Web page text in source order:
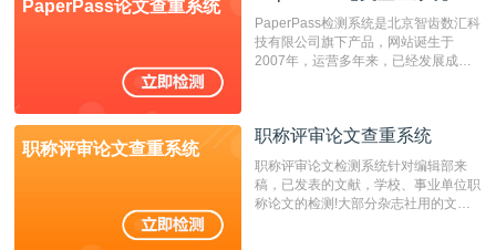
非。其次，相对于知网而言，万方检测
费用少，上手容易，是学生初次论文查
重的推荐系统。
PaperPass论文查重系统
PaperPass检测系统是北京智齿数汇科
技有限公司旗下产品，网站诞生于
2007年，运营多年来，已经发展成为
检测速度快、精度高，市场反映良好。
职称评审论文查重系统
职称评审论文查重系统
职称评审论文检测系统针对编辑部来
稿，已发表的文献，学校、事业单位职
称论文的检测!大部分杂志社用的文献